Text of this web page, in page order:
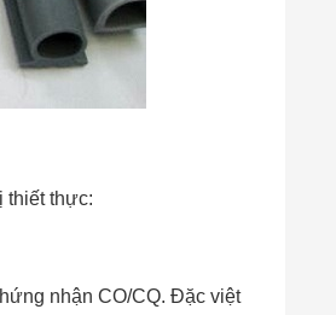
thiết thực:
nhận CO/CQ. Đặc việt